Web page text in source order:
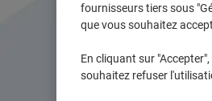
fournisseurs tiers sous
que vous souhaitez
En cliquant sur
souhaitez refuser